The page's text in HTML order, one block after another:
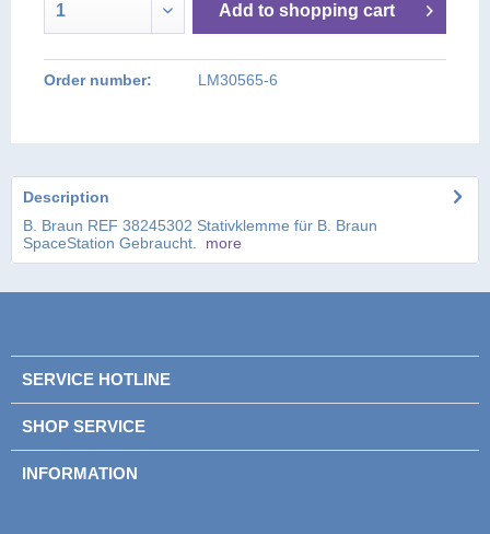
Add to shopping cart
Order number: LM30565-6
Description
B. Braun REF 38245302 Stativklemme für B. Braun
SpaceStation Gebraucht. more
SERVICE HOTLINE
SHOP SERVICE
INFORMATION